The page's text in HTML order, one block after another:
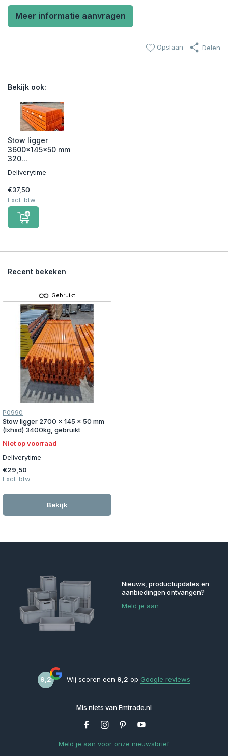
Meer informatie aanvragen
Opslaan Delen
Bekijk ook:
Stow ligger
3600x145x50 mm
320...
Deliverytime
€37,50
Excl. btw
Recent bekeken
Gebruikt
P0990
Stow ligger 2700 x 145 x 50 mm
(lxhxd) 3400kg, gebruikt
Niet op voorraad
Deliverytime
€29,50
Excl. btw
Bekijk
Nieuws, productupdates en
aanbiedingen ontvangen?
Meld je aan
9,2 Wij scoren een 9,2 op Google reviews
Mis niets van Emtrade.nl
Meld je aan voor onze nieuwsbrief